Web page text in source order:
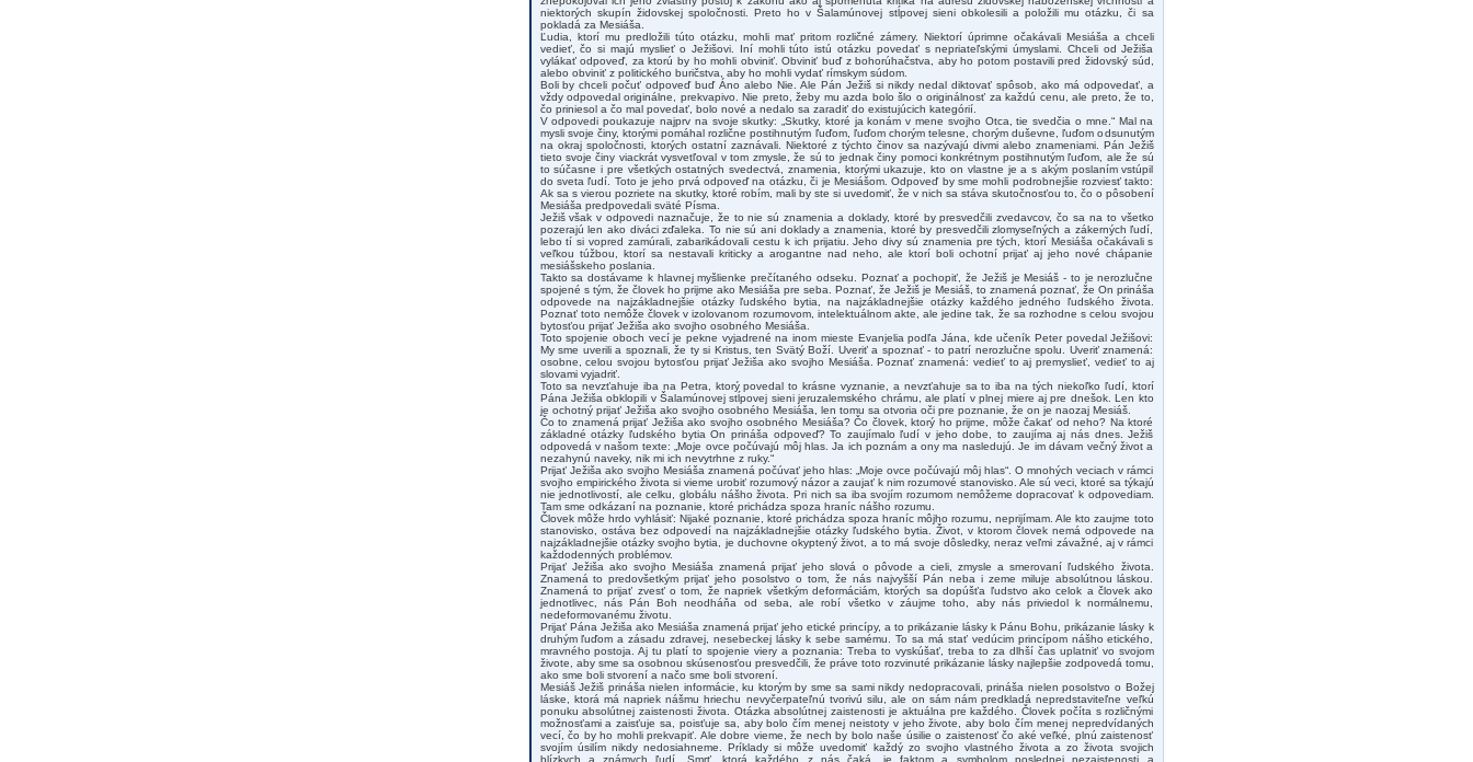
niektorých skupín židovskej spoločnosti. Preto ho v Šalamúnovej stĺpovej sieni obkolesili a položili mu otázku, či sa
pokladá za Mesiáša.
Ľudia, ktorí mu predložili túto otázku, mohli mať pritom rozličné zámery. Niektorí úprimne očakávali Mesiáša a chceli
vedieť, čo si majú myslieť o Ježišovi. Iní mohli túto istú otázku povedať s nepriateľskými úmyslami. Chceli od Ježiša
vylákať odpoveď, za ktorú by ho mohli obviniť. Obviniť buď z bohorúhačstva, aby ho potom postavili pred židovský súd,
alebo obviniť z politického buričstva, aby ho mohli vydať rímskym súdom.
Boli by chceli počuť odpoveď buď Áno alebo Nie. Ale Pán Ježiš si nikdy nedal diktovať spôsob, ako má odpovedať, a
vždy odpovedal originálne, prekvapivo. Nie preto, žeby mu azda bolo šlo o originálnosť za každú cenu, ale preto, že to,
čo priniesol a čo mal povedať, bolo nové a nedalo sa zaradiť do existujúcich kategórií.
V odpovedi poukazuje najprv na svoje skutky: „Skutky, ktoré ja konám v mene svojho Otca, tie svedčia o mne.“ Mal na
mysli svoje činy, ktorými pomáhal rozlične postihnutým ľuďom, ľuďom chorým telesne, chorým duševne, ľuďom odsunutým
na okraj spoločnosti, ktorých ostatní zaznávali. Niektoré z týchto činov sa nazývajú divmi alebo znameniami. Pán Ježiš
tieto svoje činy viackrát vysvetľoval v tom zmysle, že sú to jednak činy pomoci konkrétnym postihnutým ľuďom, ale že sú
to súčasne i pre všetkých ostatných svedectvá, znamenia, ktorými ukazuje, kto on vlastne je a s akým poslaním vstúpil
do sveta ľudí. Toto je jeho prvá odpoveď na otázku, či je Mesiášom. Odpoveď by sme mohli podrobnejšie rozviesť takto:
Ak sa s vierou pozriete na skutky, ktoré robím, mali by ste si uvedomiť, že v nich sa stáva skutočnosťou to, čo o pôsobení
Mesiáša predpovedali sväté Písma.
Ježiš však v odpovedi naznačuje, že to nie sú znamenia a doklady, ktoré by presvedčili zvedavcov, čo sa na to všetko
pozerajú len ako diváci zďaleka. To nie sú ani doklady a znamenia, ktoré by presvedčili zlomyseľných a zákerných ľudí,
lebo tí si vopred zamúrali, zabarikádovali cestu k ich prijatiu. Jeho divy sú znamenia pre tých, ktorí Mesiáša očakávali s
veľkou túžbou, ktorí sa nestavali kriticky a arogantne nad neho, ale ktorí boli ochotní prijať aj jeho nové chápanie
mesiášskeho poslania.
Takto sa dostávame k hlavnej myšlienke prečítaného odseku. Poznať a pochopiť, že Ježiš je Mesiáš - to je nerozlučne
spojené s tým, že človek ho prijme ako Mesiáša pre seba. Poznať, že Ježiš je Mesiáš, to znamená poznať, že On prináša
odpovede na najzákladnejšie otázky ľudského bytia, na najzákladnejšie otázky každého jedného ľudského života.
Poznať toto nemôže človek v izolovanom rozumovom, intelektuálnom akte, ale jedine tak, že sa rozhodne s celou svojou
bytosťou prijať Ježiša ako svojho osobného Mesiáša.
Toto spojenie oboch vecí je pekne vyjadrené na inom mieste Evanjelia podľa Jána, kde učeník Peter povedal Ježišovi:
My sme uverili a spoznali, že ty si Kristus, ten Svätý Boží. Uveriť a spoznať - to patrí nerozlučne spolu. Uveriť znamená:
osobne, celou svojou bytosťou prijať Ježiša ako svojho Mesiáša. Poznať znamená: vedieť to aj premyslieť, vedieť to aj
slovami vyjadriť.
Toto sa nevzťahuje iba na Petra, ktorý povedal to krásne vyznanie, a nevzťahuje sa to iba na tých niekoľko ľudí, ktorí
Pána Ježiša obklopili v Šalamúnovej stĺpovej sieni jeruzalemského chrámu, ale platí v plnej miere aj pre dnešok. Len kto
je ochotný prijať Ježiša ako svojho osobného Mesiáša, len tomu sa otvoria oči pre poznanie, že on je naozaj Mesiáš.
Čo to znamená prijať Ježiša ako svojho osobného Mesiáša? Čo človek, ktorý ho prijme, môže čakať od neho? Na ktoré
základné otázky ľudského bytia On prináša odpoveď? To zaujímalo ľudí v jeho dobe, to zaujíma aj nás dnes. Ježiš
odpovedá v našom texte: „Moje ovce počúvajú môj hlas. Ja ich poznám a ony ma nasledujú. Je im dávam večný život a
nezahynú naveky, nik mi ich nevytrhne z ruky.“
Prijať Ježiša ako svojho Mesiáša znamená počúvať jeho hlas: „Moje ovce počúvajú môj hlas“. O mnohých veciach v rámci
svojho empirického života si vieme urobiť rozumový názor a zaujať k nim rozumové stanovisko. Ale sú veci, ktoré sa týkajú
nie jednotlivostí, ale celku, globálu nášho života. Pri nich sa iba svojím rozumom nemôžeme dopracovať k odpovediam.
Tam sme odkázaní na poznanie, ktoré prichádza spoza hraníc nášho rozumu.
Človek môže hrdo vyhlásiť: Nijaké poznanie, ktoré prichádza spoza hraníc môjho rozumu, neprijímam. Ale kto zaujme toto
stanovisko, ostáva bez odpovedí na najzákladnejšie otázky ľudského bytia. Život, v ktorom človek nemá odpovede na
najzákladnejšie otázky svojho bytia, je duchovne okyptený život, a to má svoje dôsledky, neraz veľmi závažné, aj v rámci
každodenných problémov.
Prijať Ježiša ako svojho Mesiáša znamená prijať jeho slová o pôvode a cieli, zmysle a smerovaní ľudského života.
Znamená to predovšetkým prijať jeho posolstvo o tom, že nás najvyšší Pán neba i zeme miluje absolútnou láskou.
Znamená to prijať zvesť o tom, že napriek všetkým deformáciám, ktorých sa dopúšťa ľudstvo ako celok a človek ako
jednotlivec, nás Pán Boh neodháňa od seba, ale robí všetko v záujme toho, aby nás priviedol k normálnemu,
nedeformovanému životu.
Prijať Pána Ježiša ako Mesiáša znamená prijať jeho etické princípy, a to prikázanie lásky k Pánu Bohu, prikázanie lásky k
druhým ľuďom a zásadu zdravej, nesebeckej lásky k sebe samému. To sa má stať vedúcim princípom nášho etického,
mravného postoja. Aj tu platí to spojenie viery a poznania: Treba to vyskúšať, treba to za dlhší čas uplatniť vo svojom
živote, aby sme sa osobnou skúsenosťou presvedčili, že práve toto rozvinuté prikázanie lásky najlepšie zodpovedá tomu,
ako sme boli stvorení a načo sme boli stvorení.
Mesiáš Ježiš prináša nielen informácie, ku ktorým by sme sa sami nikdy nedopracovali, prináša nielen posolstvo o Božej
láske, ktorá má napriek nášmu hriechu nevyčerpateľnú tvorivú silu, ale on sám nám predkladá nepredstaviteľne veľkú
ponuku absolútnej zaistenosti života. Otázka absolútnej zaistenosti je aktuálna pre každého. Človek počíta s rozličnými
možnosťami a zaisťuje sa, poisťuje sa, aby bolo čím menej neistoty v jeho živote, aby bolo čím menej nepredvídaných
vecí, čo by ho mohli prekvapiť. Ale dobre vieme, že nech by bolo naše úsilie o zaistenosť čo aké veľké, plnú zaistenosť
svojím úsilím nikdy nedosiahneme. Príklady si môže uvedomiť každý zo svojho vlastného života a zo života svojich
blízkych a známych ľudí. Smrť, ktorá každého z nás čaká, je faktom a symbolom poslednej nezaistenosti a